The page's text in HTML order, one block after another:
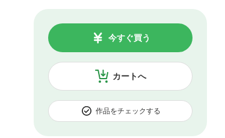
カートへ
今すぐ買う
作品をチェックする